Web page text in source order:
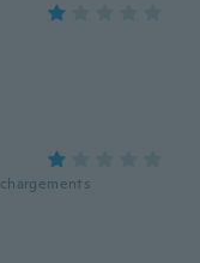
chargements